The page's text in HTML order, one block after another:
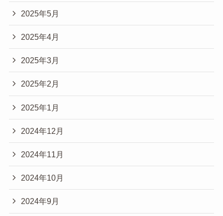
2025年5月
2025年4月
2025年3月
2025年2月
2025年1月
2024年12月
2024年11月
2024年10月
2024年9月